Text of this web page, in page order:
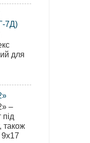
7Д)
для
–
також
9х17